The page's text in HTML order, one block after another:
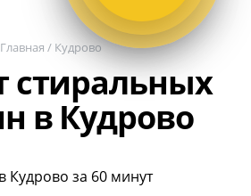
Главная / Кудрово
стиральных
в Кудрово
Кудрово за 60 минут